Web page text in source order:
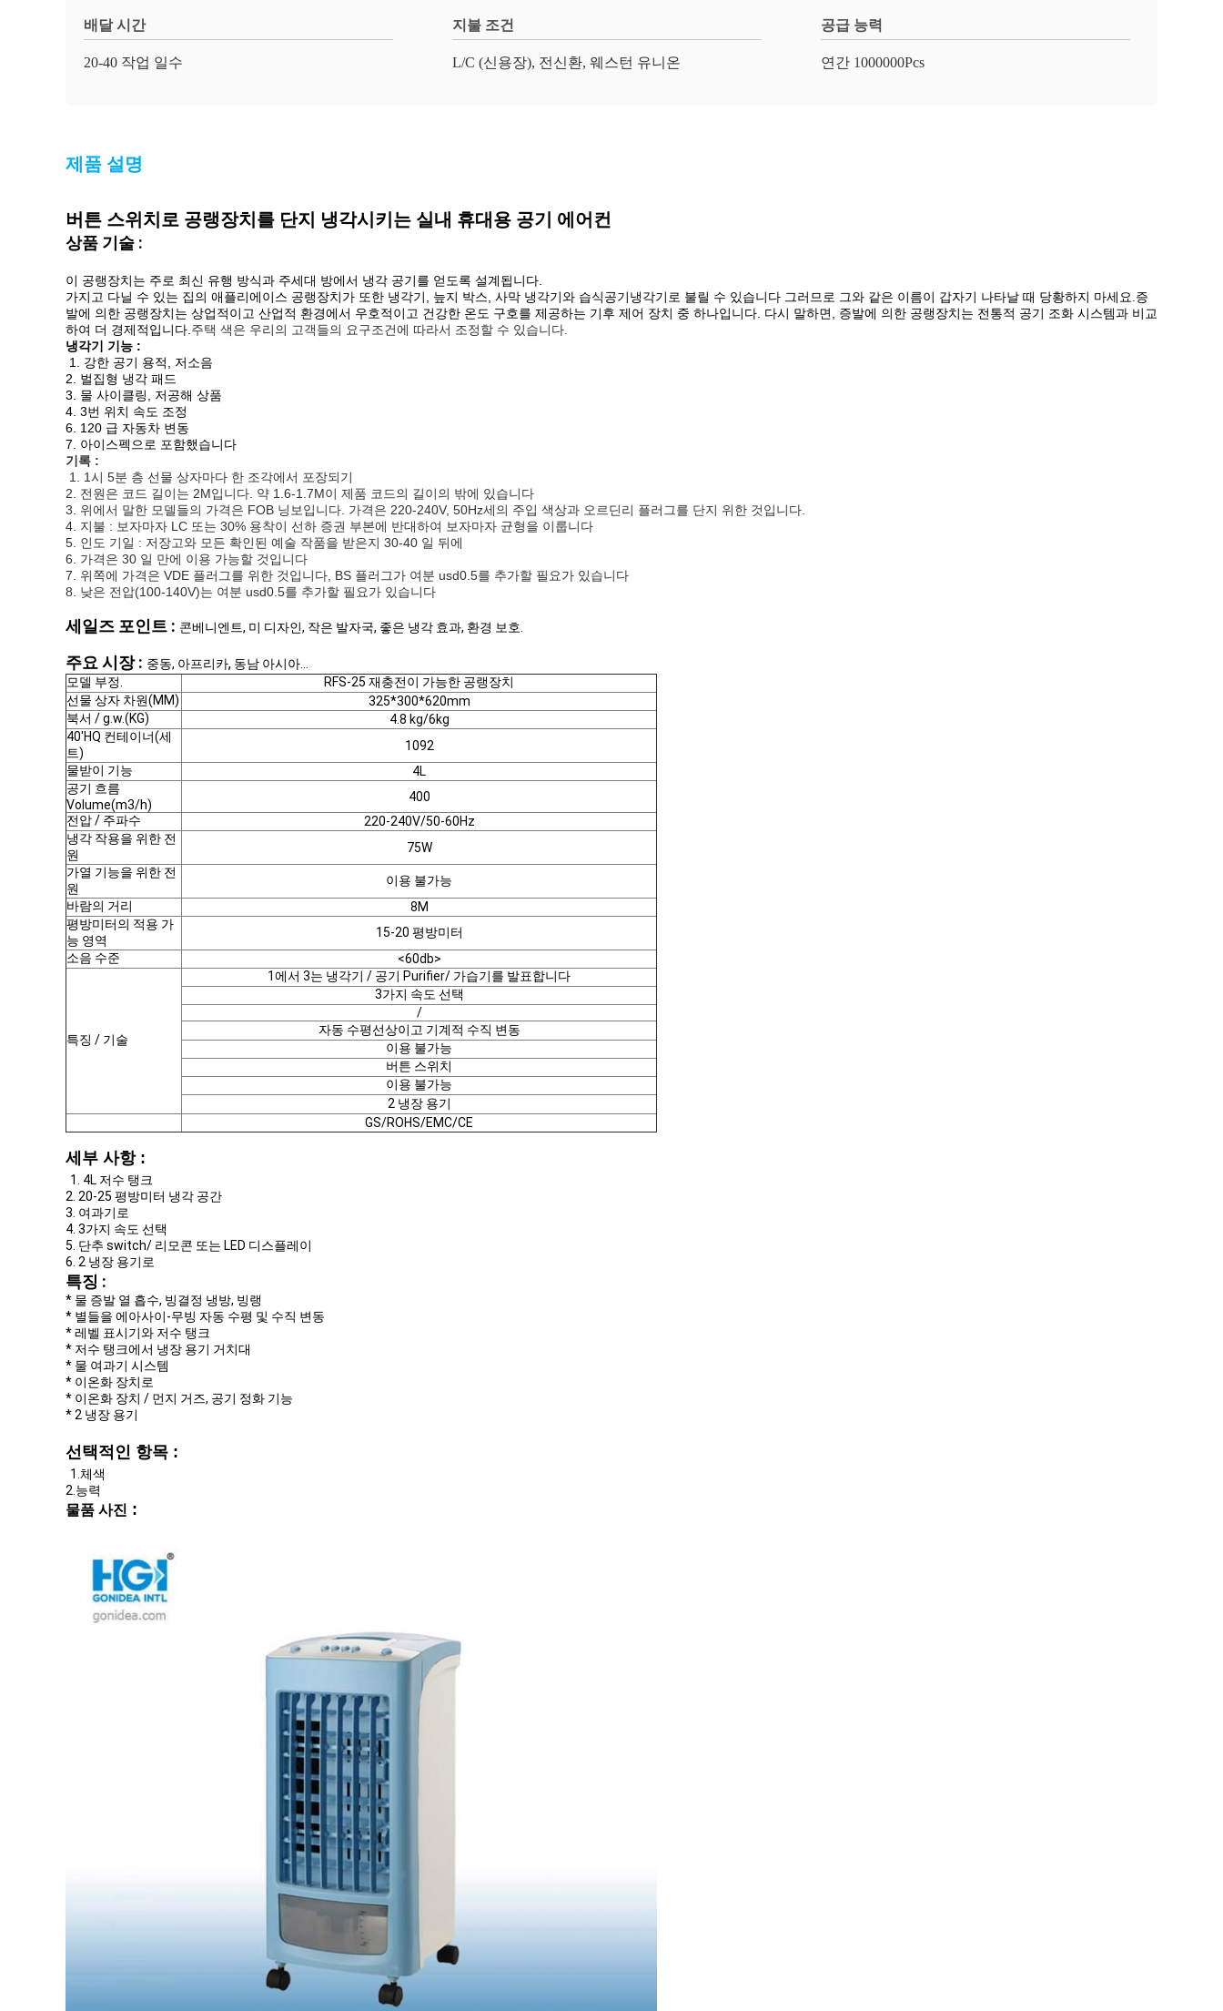
배달 시간
20-40 작업 일수
지불 조건
L/C (신용장), 전신환, 웨스턴 유니온
공급 능력
연간 1000000Pcs
제품 설명
버튼 스위치로 공랭장치를 단지 냉각시키는 실내 휴대용 공기 에어컨
상품 기술 :
이 공랭장치는 주로 최신 유행 방식과 주세대 방에서 냉각 공기를 얻도록 설계됩니다.
가지고 다닐 수 있는 집의 애플리에이스 공랭장치가 또한 냉각기, 늪지 박스, 사막 냉각기와 습식공기냉각기로 불릴 수 있습니다 그러므로 그와 같은 이름이 갑자기 나타날 때 당황하지 마세요.증
발에 의한 공랭장치는 상업적이고 산업적 환경에서 우호적이고 건강한 온도 구호를 제공하는 기후 제어 장치 중 하나입니다. 다시 말하면, 증발에 의한 공랭장치는 전통적 공기 조화 시스템과 비교
하여 더 경제적입니다. 주택 색은 우리의 고객들의 요구조건에 따라서 조정할 수 있습니다.
냉각기 기능 :
1. 강한 공기 용적, 저소음
2. 벌집형 냉각 패드
3. 물 사이클링, 저공해 상품
4. 3번 위치 속도 조정
6. 120 급 자동차 변동
7. 아이스펙으로 포함했습니다
기록 :
1. 1시 5분 층 선물 상자마다 한 조각에서 포장되기
2. 전원은 코드 길이는 2M입니다. 약 1.6-1.7M이 제품 코드의 길이의 밖에 있습니다
3. 위에서 말한 모델들의 가격은 FOB 닝보입니다. 가격은 220-240V, 50Hz세의 주입 색상과 오르딘리 플러그를 단지 위한 것입니다.
4. 지불 : 보자마자 LC 또는 30% 용착이 선하 증권 부본에 반대하여 보자마자 균형을 이룹니다
5. 인도 기일 : 저장고와 모든 확인된 예술 작품을 받은지 30-40 일 뒤에
6. 가격은 30 일 만에 이용 가능할 것입니다
7. 위쪽에 가격은 VDE 플러그를 위한 것입니다, BS 플러그가 여분 usd0.5를 추가할 필요가 있습니다
8. 낮은 전압(100-140V)는 여분 usd0.5를 추가할 필요가 있습니다
세일즈 포인트 : 콘베니엔트, 미 디자인, 작은 발자국, 좋은 냉각 효과, 환경 보호.
주요 시장 : 중동, 아프리카, 동남 아시아...
모델 부정.
RFS-25 재충전이 가능한 공랭장치
선물 상자 차원(MM)
325*300*620mm
북서 / g.w.(KG)
4.8 kg/6kg
40'HQ 컨테이너(세
트)
1092
물받이 기능
4L
공기 흐름
Volume(m3/h)
400
전압 / 주파수
220-240V/50-60Hz
냉각 작용을 위한 전
원
75W
가열 기능을 위한 전
원
이용 불가능
바람의 거리
8M
평방미터의 적용 가
능 영역
15-20 평방미터
소음 수준
<60db>
특징 / 기술
1에서 3는 냉각기 / 공기 Purifier/ 가습기를 발표합니다
3가지 속도 선택
/
자동 수평선상이고 기계적 수직 변동
이용 불가능
버튼 스위치
이용 불가능
2 냉장 용기
GS/ROHS/EMC/CE
세부 사항 :
1. 4L 저수 탱크
2. 20-25 평방미터 냉각 공간
3. 여과기로
4. 3가지 속도 선택
5. 단추 switch/ 리모콘 또는 LED 디스플레이
6. 2 냉장 용기 로
특징 :
* 물 증발 열 흡수, 빙결정 냉방, 빙랭
* 별들을 에아사이-무빙 자동 수평 및 수직 변동
* 레벨 표시기와 저수 탱크
* 저수 탱크에서 냉장 용기 거치대
* 물 여과기 시스템
* 이온화 장치로
* 이온화 장치 / 먼지 거즈, 공기 정화 기능
* 2 냉장 용기
선택적인 항목 :
1.체색
2.능력
물품 사진 :